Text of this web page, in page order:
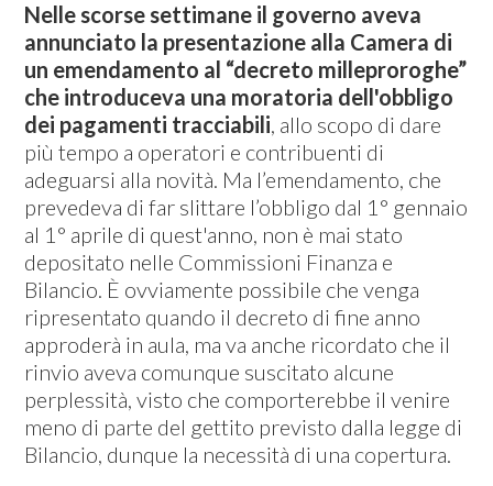
Nelle scorse settimane il governo aveva
annunciato la presentazione alla Camera di
un emendamento al “decreto milleproroghe”
che introduceva una moratoria dell'obbligo
dei pagamenti tracciabili, allo scopo di dare
più tempo a operatori e contribuenti di
adeguarsi alla novità. Ma l’emendamento, che
prevedeva di far slittare l’obbligo dal 1° gennaio
al 1° aprile di quest'anno, non è mai stato
depositato nelle Commissioni Finanza e
Bilancio. È ovviamente possibile che venga
ripresentato quando il decreto di fine anno
approderà in aula, ma va anche ricordato che il
rinvio aveva comunque suscitato alcune
perplessità, visto che comporterebbe il venire
meno di parte del gettito previsto dalla legge di
Bilancio, dunque la necessità di una copertura.